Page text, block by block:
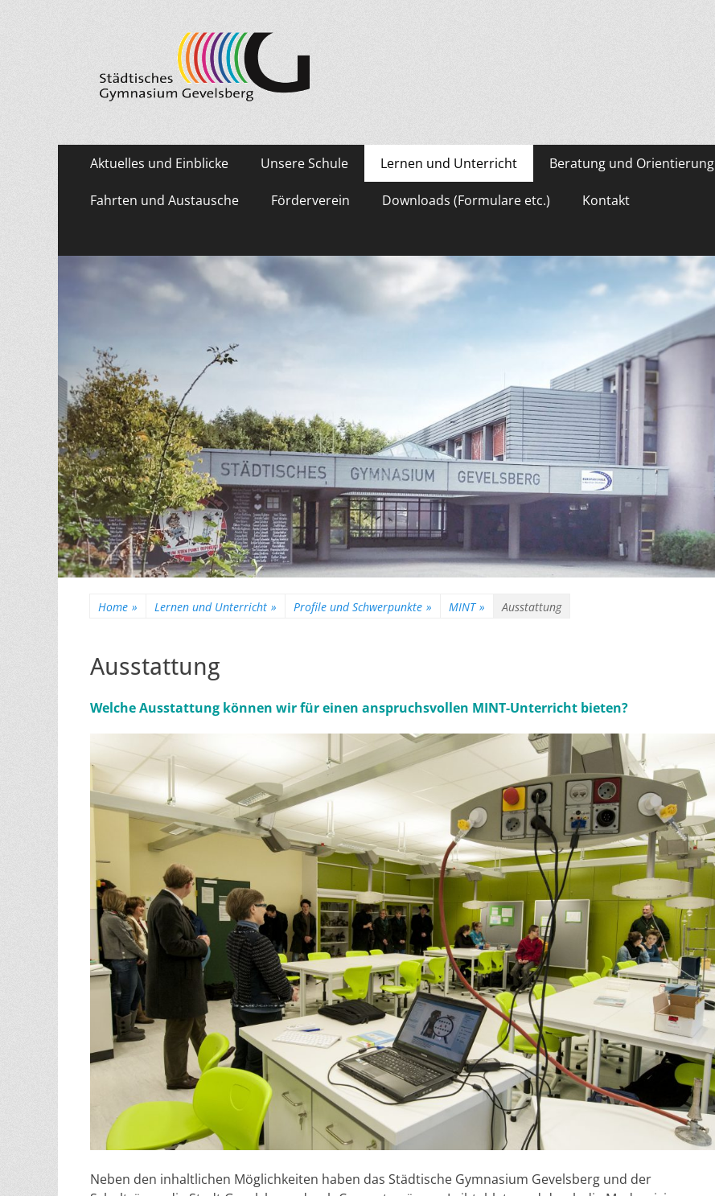
Städtisches Gymnasium Gevelsberg
Primäres
Zum
Inhalt
springen
Aktuelles und Einblicke Unsere Schule Lernen und Unterricht Beratung und Orientierung
Fahrten und Austausche Förderverein Downloads (Formulare etc.) Kontakt
Home » Lernen und Unterricht » Profile und Schwerpunkte » MINT » Ausstattung
Ausstattung
Welche Ausstattung können wir für einen anspruchsvollen MINT-Unterricht bieten?
Neben den inhaltlichen Möglichkeiten haben das Städtische Gymnasium Gevelsberg und der